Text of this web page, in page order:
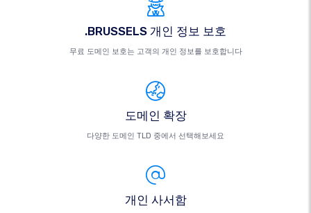
.BRUSSELS 개인 정보 보호
무료 도메인 보호는 고객의 개인 정보를 보호합니다
도메인 확장
다양한 도메인 TLD 중에서 선택해보세요
개인 사서함